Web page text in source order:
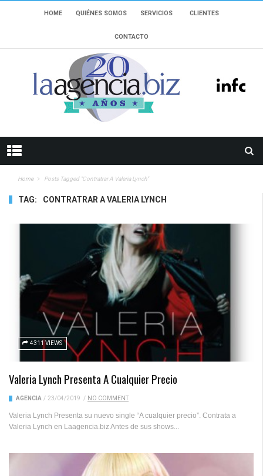
HOME QUIÉNES SOMOS SERVICIOS CLIENTES
CONTACTO
Home Posts Tagged "Contratrar A Valeria Lynch"
TAG: CONTRATRAR A VALERIA LYNCH
4311 VIEWS
Valeria Lynch Presenta A Cualquier Precio
AGENCIA / 23/04/2019 / NO COMMENT
Valeria Lynch Presenta su nuevo single “A cualquier precio”. Contrata a
Valeria Lynch en Laagencia.biz Antes de sus shows...